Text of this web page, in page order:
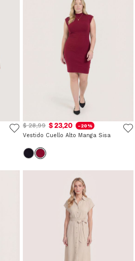
$ 28,99 $ 23,20 -20%
Vestido Cuello Alto Manga Sisa